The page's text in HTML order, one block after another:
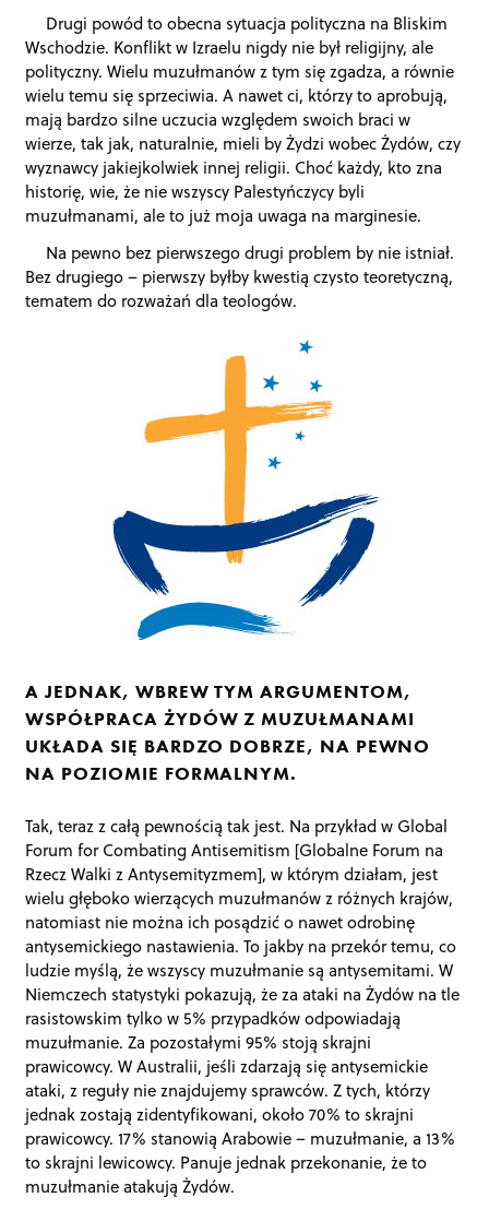
Drugi powód to obecna sytuacja polityczna na Bliskim
Wschodzie. Konflikt w Izraelu nigdy nie był religijny, ale
polityczny. Wielu muzułmanów z tym się zgadza, a równie
wielu temu się sprzeciwia. A nawet ci, którzy to aprobują,
mają bardzo silne uczucia względem swoich braci w
wierze, tak jak, naturalnie, mieli by Żydzi wobec Żydów, czy
wyznawcy jakiejkolwiek innej religii. Choć każdy, kto zna
historię, wie, że nie wszyscy Palestyńczycy byli
muzułmanami, ale to już moja uwaga na marginesie.
Na pewno bez pierwszego drugi problem by nie istniał.
Bez drugiego – pierwszy byłby kwestią czysto teoretyczną,
tematem do rozważań dla teologów.
A JEDNAK, WBREW TYM ARGUMENTOM,
WSPÓŁPRACA ŻYDÓW Z MUZUŁMANAMI
UKŁADA SIĘ BARDZO DOBRZE, NA PEWNO
NA POZIOMIE FORMALNYM.
Tak, teraz z całą pewnością tak jest. Na przykład w Global
Forum for Combating Antisemitism [Globalne Forum na
Rzecz Walki z Antysemityzmem], w którym działam, jest
wielu głęboko wierzących muzułmanów z różnych krajów,
natomiast nie można ich posądzić o nawet odrobinę
antysemickiego nastawienia. To jakby na przekór temu, co
ludzie myślą, że wszyscy muzułmanie są antysemitami. W
Niemczech statystyki pokazują, że za ataki na Żydów na tle
rasistowskim tylko w 5% przypadków odpowiadają
muzułmanie. Za pozostałymi 95% stoją skrajni
prawicowcy. W Australii, jeśli zdarzają się antysemickie
ataki, z reguły nie znajdujemy sprawców. Z tych, którzy
jednak zostają zidentyfikowani, około 70% to skrajni
prawicowcy. 17% stanowią Arabowie – muzułmanie, a 13%
to skrajni lewicowcy. Panuje jednak przekonanie, że to
muzułmanie atakują Żydów.